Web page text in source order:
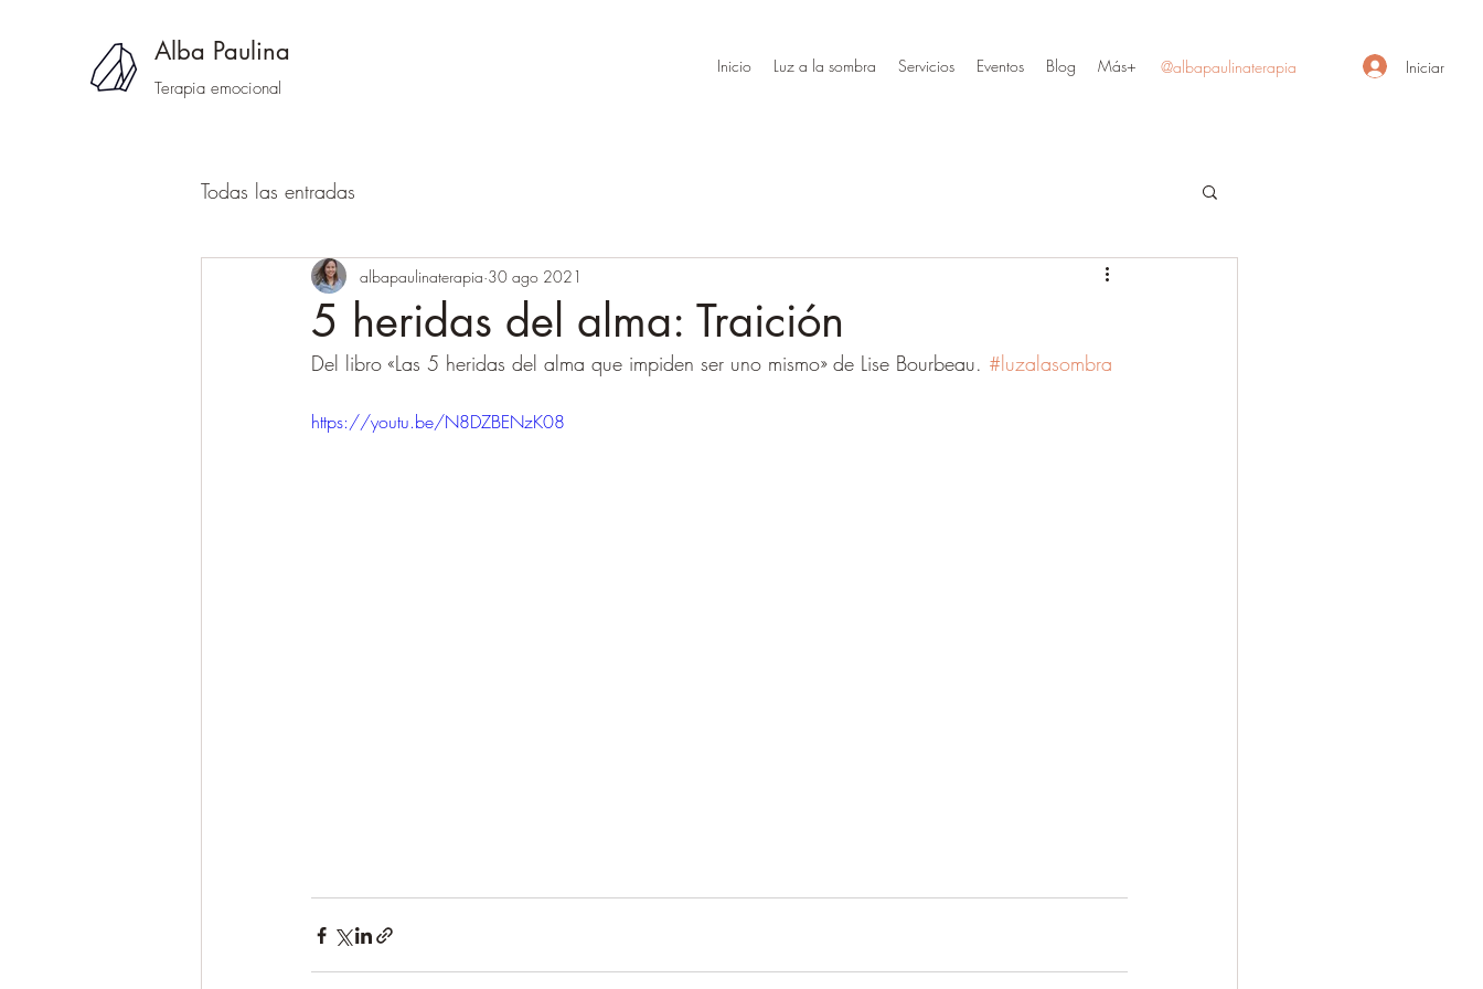
Alba Paulina
Terapia emocional
Inicio Luz a la sombra Servicios Eventos Blog Más+ @albapaulinaterapia Iniciar
Todas las entradas
5 heridas del alma: Traición
albapaulinaterapia 30 ago 2021
Del libro «Las 5 heridas del alma que impiden ser uno mismo» de Lise Bourbeau. #luzalasombra
https://youtu.be/N8DZBENzK08